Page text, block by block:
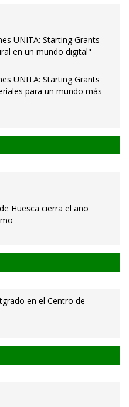
UNITA: Starting Grants
en un mundo digital"
UNITA: Starting Grants
para un mundo más
Huesca cierra el año
en el Centro de